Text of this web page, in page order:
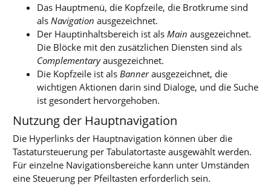
Das Hauptmenü, die Kopfzeile, die Brotkrume sind
als Navigation ausgezeichnet.
Der Hauptinhaltsbereich ist als Main ausgezeichnet.
Die Blöcke mit den zusätzlichen Diensten sind als
Complementaryausgezeichnet.
Die Kopfzeile ist als Bannerausgezeichnet, die
wichtigen Aktionen darin sind Dialoge, und die Suche
ist gesondert hervorgehoben.
Nutzung der Hauptnavigation
Die Hyperlinks der Hauptnavigation können über die
Tastatursteuerung per Tabulatortaste ausgewählt werden.
Für einzelne Navigationsbereiche kann unter Umständen
eine Steuerung per Pfeiltasten erforderlich sein.